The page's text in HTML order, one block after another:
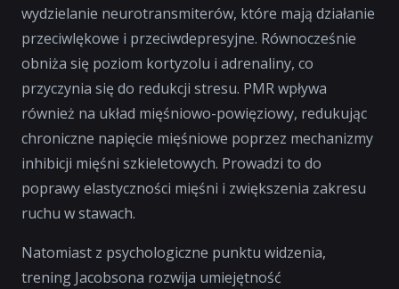
wydzielanie neurotransmiterów, które mają działanie
przeciwlękowe i przeciwdepresyjne. Równocześnie
obniża się poziom kortyzolu i adrenaliny, co
przyczynia się do redukcji stresu. PMR wpływa
również na układ mięśniowo-powięziowy, redukując
chroniczne napięcie mięśniowe poprzez mechanizmy
inhibicji mięśni szkieletowych. Prowadzi to do
poprawy elastyczności mięśni i zwiększenia zakresu
ruchu w stawach.
Natomiast z psychologiczne punktu widzenia,
trening Jacobsona rozwija umiejętność